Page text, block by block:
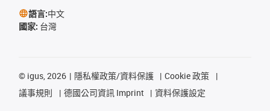
語言:中文
國家: 台灣
© igus, 2026 隱私權政策/資料保護
Cookie 政策
議事規則
德國公司資訊 Imprint 資料保護設定